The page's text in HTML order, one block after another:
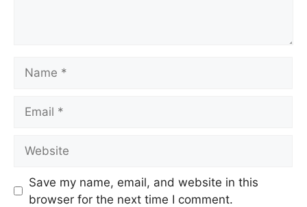
Save my name, email, and website in this
browser for the next time I comment.